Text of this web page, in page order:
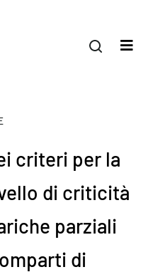
criteri per la
di criticità
parziali
di